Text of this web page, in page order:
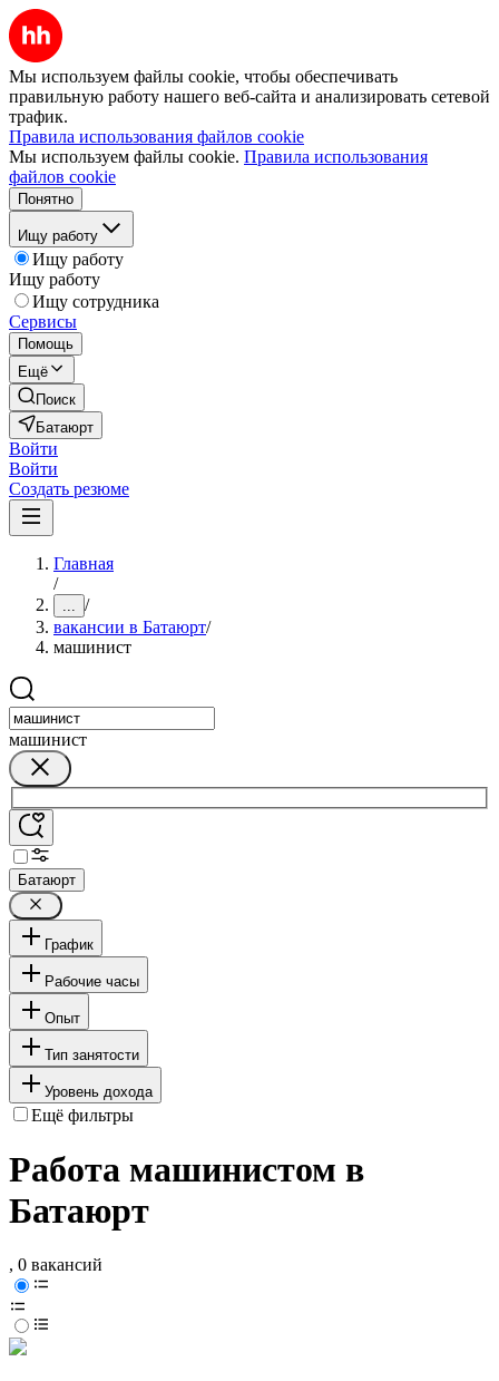
Мы используем файлы cookie, чтобы обеспечивать
правильную работу нашего веб-сайта и анализировать сетевой
трафик.
Правила использования файлов cookie
Мы используем файлы cookie. Правила использования
файлов cookie
Понятно
Ищу работу
Ищу работу
Ищу работу
Ищу сотрудника
Сервисы
Помощь
Ещё
Поиск
Батаюрт
Войти
Войти
Создать резюме
Главная
/
... /
вакансии в Батаюрт/
машинист
машинист
Батаюрт
График
Рабочие часы
Опыт
Тип занятости
Уровень дохода
Ещё фильтры
Работа машинистом в
Батаюрт
, 0 вакансий